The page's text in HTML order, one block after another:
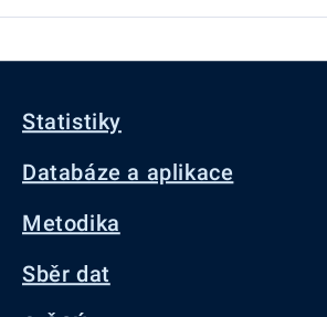
Statistiky
Databáze a aplikace
Metodika
Sběr dat